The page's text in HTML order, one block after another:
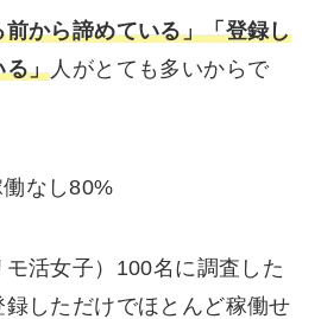
前から諦めている」「登録し
る」人がとても多いからで
活女子）100名に調査した
しただけでほとんど稼働せ